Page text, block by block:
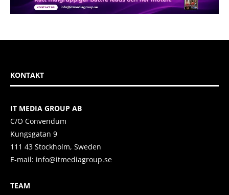
KONTAKT
IT MEDIA GROUP AB
C/O Convendum
Kungsgatan 9
111 43 Stockholm, Sweden
E-mail: info@itmediagroup.se
TEAM